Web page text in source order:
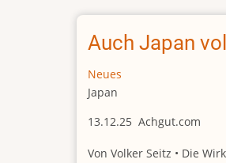
Guinea
Auch Japan
Neues
Japan
13.12.25 Achgut.com
Von Volker Seitz • Die